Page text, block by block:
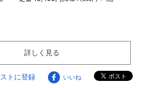
詳しく見る
トに登録 いいね